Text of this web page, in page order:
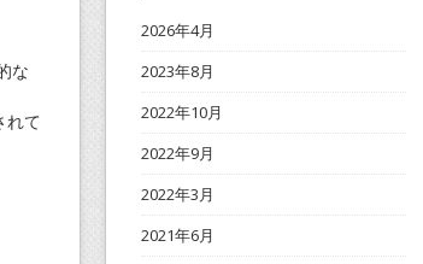
な
れて
2026年4月
2023年8月
2022年10月
2022年9月
2022年3月
2021年6月